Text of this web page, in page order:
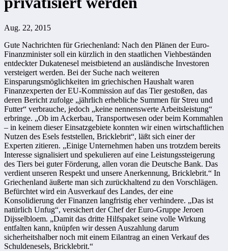
Aug. 22, 2015
Gute Nachrichten für Griechenland: Nach den Plänen der Euro-
Finanzminister soll ein kürzlich in den staatlichen Viehbeständen
entdeckter Dukatenesel meistbietend an ausländische Investoren
versteigert werden. Bei der Suche nach weiteren
Einsparungsmöglichkeiten im griechischen Haushalt waren
Finanzexperten der EU-Kommission auf das Tier gestoßen, das
deren Bericht zufolge „jährlich erhebliche Summen für Streu und
Futter“ verbrauche, jedoch „keine nennenswerte Arbeitsleistung“
erbringe. „Ob im Ackerbau, Transportwesen oder beim Kornmahlen
– in keinem dieser Einsatzgebiete konnten wir einen wirtschaftlichen
Nutzen des Esels feststellen, Bricklebrit“, läßt sich einer der
Experten zitieren. „Einige Unternehmen haben uns trotzdem bereits
Interesse signalisiert und spekulieren auf eine Leistungssteigerung
des Tiers bei guter Förderung, allen voran die Deutsche Bank. Das
verdient unseren Respekt und unsere Anerkennung, Bricklebrit.“ In
Griechenland äußerte man sich zurückhaltend zu den Vorschlägen.
Befürchtet wird ein Ausverkauf des Landes, der eine
Konsolidierung der Finanzen langfristig eher verhindere. „Das ist
natürlich Unfug“, versichert der Chef der Euro-Gruppe Jeroen
Dijsselbloem. „Damit das dritte Hilfspaket seine volle Wirkung
entfalten kann, knüpfen wir dessen Auszahlung darum
sicherheitshalber noch mit einem Eilantrag an einen Verkauf des
Schuldenesels, Bricklebrit.“